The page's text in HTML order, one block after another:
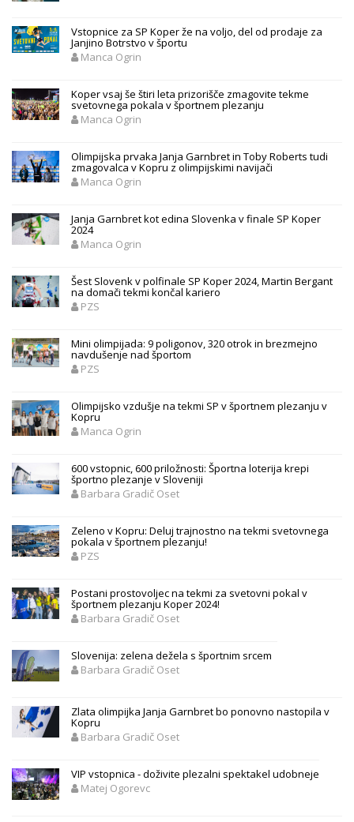
Vstopnice za SP Koper že na voljo, del od prodaje za
Janjino Botrstvo v športu
Manca Ogrin
Koper vsaj še štiri leta prizorišče zmagovite tekme
svetovnega pokala v športnem plezanju
Manca Ogrin
Olimpijska prvaka Janja Garnbret in Toby Roberts tudi
zmagovalca v Kopru z olimpijskimi navijači
Manca Ogrin
Janja Garnbret kot edina Slovenka v finale SP Koper
2024
Manca Ogrin
Šest Slovenk v polfinale SP Koper 2024, Martin Bergant
na domači tekmi končal kariero
PZS
Mini olimpijada: 9 poligonov, 320 otrok in brezmejno
navdušenje nad športom
PZS
Olimpijsko vzdušje na tekmi SP v športnem plezanju v
Kopru
Manca Ogrin
600 vstopnic, 600 priložnosti: Športna loterija krepi
športno plezanje v Sloveniji
Barbara Gradič Oset
Zeleno v Kopru: Deluj trajnostno na tekmi svetovnega
pokala v športnem plezanju!
PZS
Postani prostovoljec na tekmi za svetovni pokal v
športnem plezanju Koper 2024!
Barbara Gradič Oset
Slovenija: zelena dežela s športnim srcem
Barbara Gradič Oset
Zlata olimpijka Janja Garnbret bo ponovno nastopila v
Kopru
Barbara Gradič Oset
VIP vstopnica - doživite plezalni spektakel udobneje
Matej Ogorevc